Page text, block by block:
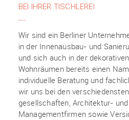
BEI IHRER TISCHLEREI
Wir sind ein Berliner
in der Innenausbau- und
und sich auch in der
Wohnräumen bereits einen
individuelle Beratung und
wir uns bei den
gesellschaften, Architektur-
Managementfirmen sowie